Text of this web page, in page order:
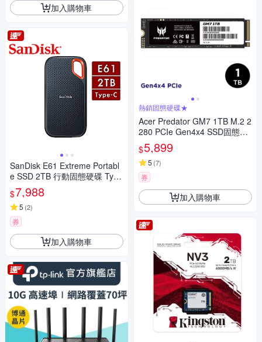
加入購物車
SanDisk E61 Extreme Portabl
e SSD 2TB 行動固態硬碟 Type
-C
$7,988
5 (2)
券
加入購物車
熱銷固態硬碟★
Acer Predator GM7 1TB M.2 2
280 PCIe Gen4x4 SSD固態硬
碟(公司貨)
$5,899
5 (7)
券
加入購物車